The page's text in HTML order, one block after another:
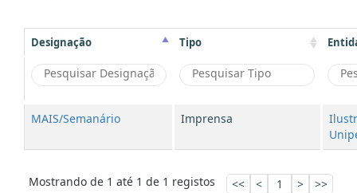
Designação Tipo
MAIS/Semanário Imprensa
Mostrando de 1 até 1 de 1 registos << < 1 > >>